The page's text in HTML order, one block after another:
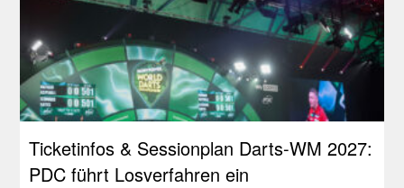
Ticketinfos & Sessionplan Darts-WM 2027:
PDC führt Losverfahren ein